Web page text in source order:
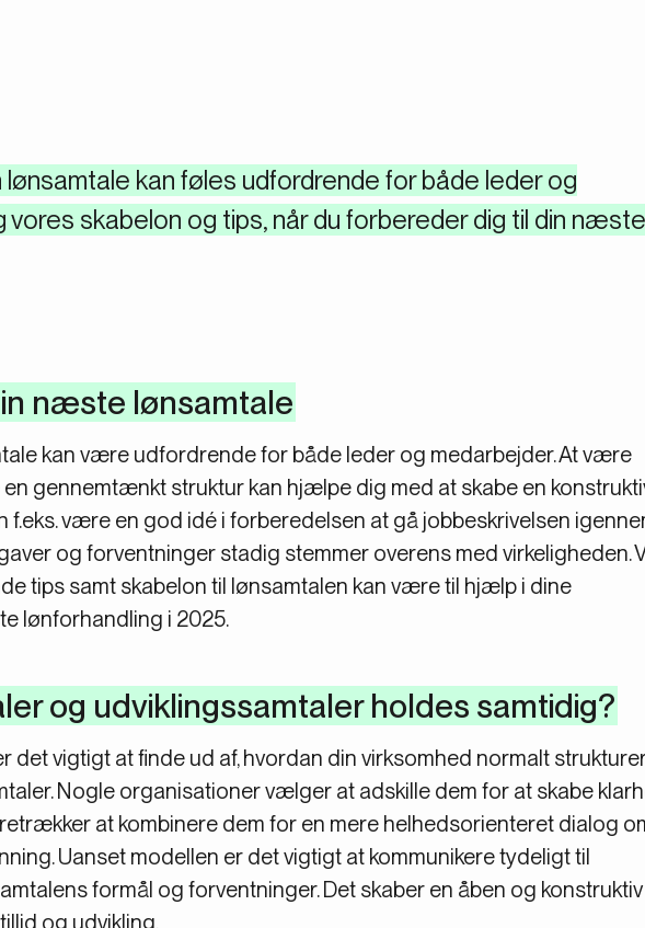
kan føles udfordrende for både leder og
vores skabelon og tips, når du forbereder dig til din næste
næste lønsamtale
kan være udfordrende for både leder og medarbejder. At være
gennemtænkt struktur kan hjælpe dig med at skabe en
f.eks. være en god idé i forberedelsen at gå jobbeskrivelsen
og forventninger stadig stemmer overens med virkeligheden.
tips samt skabelon til lønsamtalen kan være til hjælp i dine
lønforhandling i 2025.
og udviklingssamtaler holdes samtidig?
det vigtigt at finde ud af, hvordan din virksomhed normalt
Nogle organisationer vælger at adskille dem for at skabe
at kombinere dem for en mere helhedsorienteret dialog
Uanset modellen er det vigtigt at kommunikere tydeligt til
formål og forventninger. Det skaber en åben og konstruktiv
og udvikling.